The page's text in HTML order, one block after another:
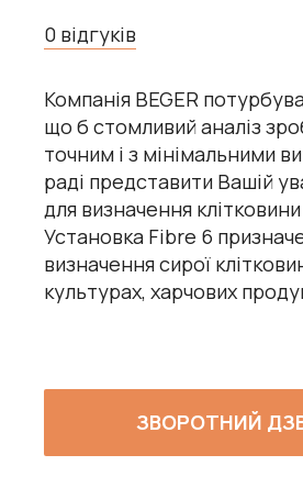
0 відгуків
Компанія BEGER
що б стомливий аналіз
точним і з мінімальними
раді представити Вашій
для визначення
Установка Fibre 6
визначення сирої
культурах, харчових
ЗВОРОТНИЙ